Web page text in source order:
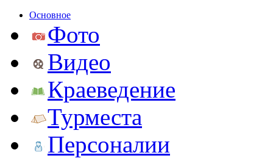
Основное
Фото
Видео
Краеведение
Турместа
Персоналии